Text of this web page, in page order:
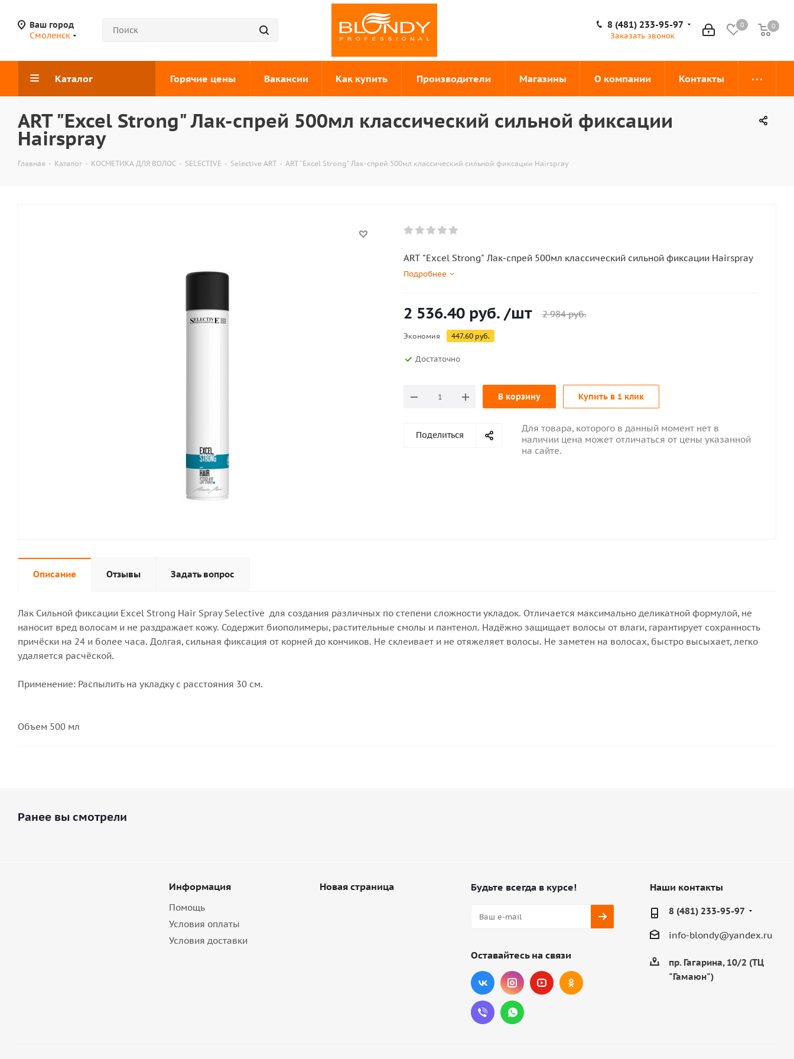
Ваш город
Смоленск
0 0
0
8 (481) 233-95-97
Заказать звонок
Каталог Горячие цены Вакансии Как купить Производители Магазины О компании Контакты
ART "Excel Strong" Лак-спрей 500мл классический сильной фиксации
Hairspray
Главная - Каталог - КОСМЕТИКА ДЛЯ ВОЛОС - SELECTIVE - Selective ART - ART "Excel Strong" Лак-спрей 500мл классический сильной фиксации Hairspray
ART "Excel Strong" Лак-спрей 500мл классический сильной фиксации Hairspray
Подробнее
2 536.40 руб. /шт 2 984руб.
Экономия 447.60 руб.
Достаточно
В корзину Купить в 1 клик
Поделиться
Для товара, которого в данный момент нет в
наличии цена может отличаться от цены указанной
на сайте.
Описание Отзывы Задать вопрос
Лак Сильной фиксации Excel Strong Hair Spray Selective для создания различных по степени сложности укладок. Отличается максимально деликатной формулой, не
наносит вред волосам и не раздражает кожу. Содержит биополимеры, растительные смолы и пантенол. Надёжно защищает волосы от влаги, гарантирует сохранность
причёски на 24 и более часа. Долгая, сильная фиксация от корней до кончиков. Не склеивает и не отяжеляет волосы. Не заметен на волосах, быстро высыхает, легко
удаляется расчёской.
Применение: Распылить на укладку с расстояния 30 см.
Объем 500 мл
Ранее вы смотрели
Информация
Помощь
Условия оплаты
Условия доставки
Новая страница Будьте всегда в курсе!
Оставайтесь на связи
Наши контакты
8 (481) 233-95-97
info-blondy@yandex.ru
пр. Гагарина, 10/2 (ТЦ
"Гамаюн")